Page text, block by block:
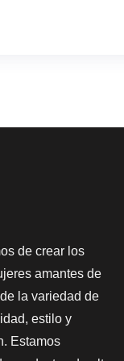
de crear los
amantes de
la variedad de
estilo y
Estamos